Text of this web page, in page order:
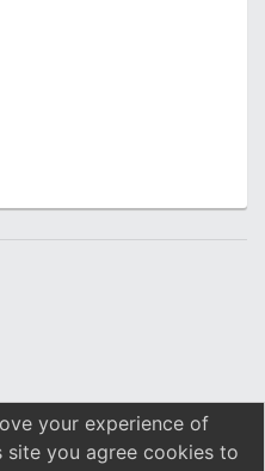
your experience of
you agree cookies to